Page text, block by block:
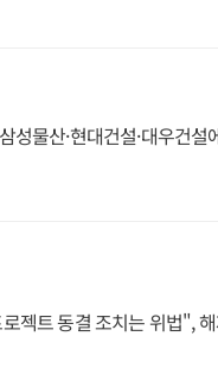
성물산·현대건설·대우건설
젝트 동결 조치는 위법",